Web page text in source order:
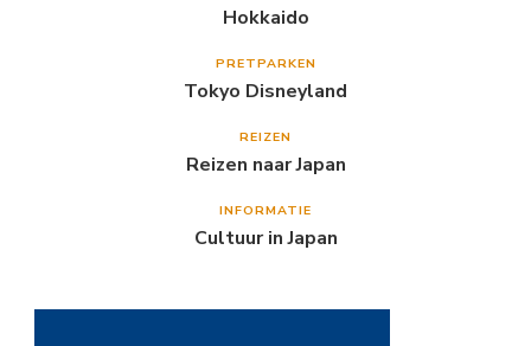
Hokkaido
PRETPARKEN
Tokyo Disneyland
REIZEN
Reizen naar Japan
INFORMATIE
Cultuur in Japan